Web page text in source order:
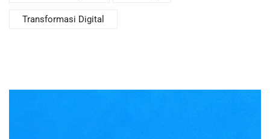
Transformasi Digital